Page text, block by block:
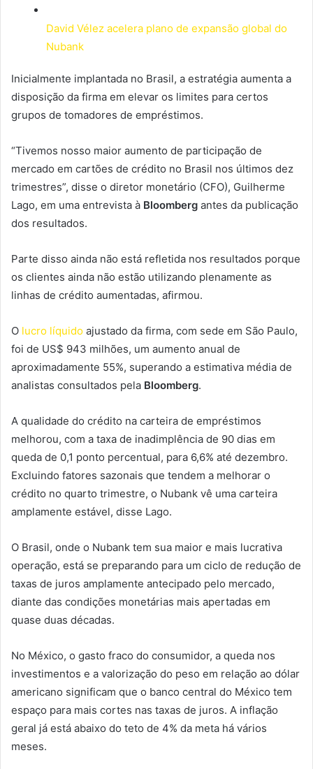
David Vélez acelera plano de expansão global do
Nubank
Inicialmente implantada no Brasil, a estratégia aumenta a
disposição da firma em elevar os limites para certos
grupos de tomadores de empréstimos.
“Tivemos nosso maior aumento de participação de
mercado em cartões de crédito no Brasil nos últimos dez
trimestres”, disse o diretor monetário (CFO), Guilherme
Lago, em uma entrevista à Bloomberg antes da publicação
dos resultados.
Parte disso ainda não está refletida nos resultados porque
os clientes ainda não estão utilizando plenamente as
linhas de crédito aumentadas, afirmou.
O lucro líquido ajustado da firma, com sede em São Paulo,
foi de US$ 943 milhões, um aumento anual de
aproximadamente 55%, superando a estimativa média de
analistas consultados pela Bloomberg.
A qualidade do crédito na carteira de empréstimos
melhorou, com a taxa de inadimplência de 90 dias em
queda de 0,1 ponto percentual, para 6,6% até dezembro.
Excluindo fatores sazonais que tendem a melhorar o
crédito no quarto trimestre, o Nubank vê uma carteira
amplamente estável, disse Lago.
O Brasil, onde o Nubank tem sua maior e mais lucrativa
operação, está se preparando para um ciclo de redução de
taxas de juros amplamente antecipado pelo mercado,
diante das condições monetárias mais apertadas em
quase duas décadas.
No México, o gasto fraco do consumidor, a queda nos
investimentos e a valorização do peso em relação ao dólar
americano significam que o banco central do México tem
espaço para mais cortes nas taxas de juros. A inflação
geral já está abaixo do teto de 4% da meta há vários
meses.